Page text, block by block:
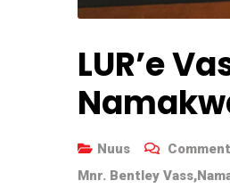
LUR’e
Nuus
Mnr. Bentley Vass,